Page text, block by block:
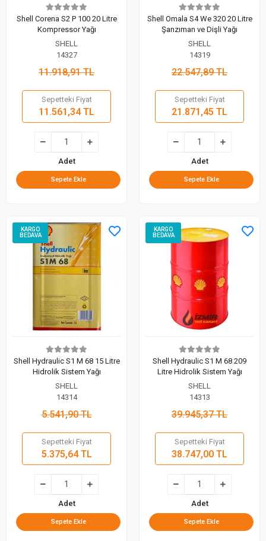
Shell Corena S2 P 100 20 Litre
Kompressor Yağı
SHELL
14327
11.918,91 TL
Sepetteki Fiyat
11.561,34 TL
Adet
Sepete Ekle
Shell Omala S4 We 320 20 Litre
Şanzıman ve Dişli Yağı
SHELL
14319
22.547,89 TL
Sepetteki Fiyat
21.871,45 TL
Adet
Sepete Ekle
KARGO
BEDAVA
Shell Hydraulic S1 M 68 15 Litre
Hidrolik Sistem Yağı
SHELL
14314
5.541,90 TL
Sepetteki Fiyat
5.375,64 TL
Adet
Sepete Ekle
KARGO
BEDAVA
Shell Hydraulic S1 M 68 209
Litre Hidrolik Sistem Yağı
SHELL
14313
39.945,37 TL
Sepetteki Fiyat
38.747,00 TL
Adet
Sepete Ekle